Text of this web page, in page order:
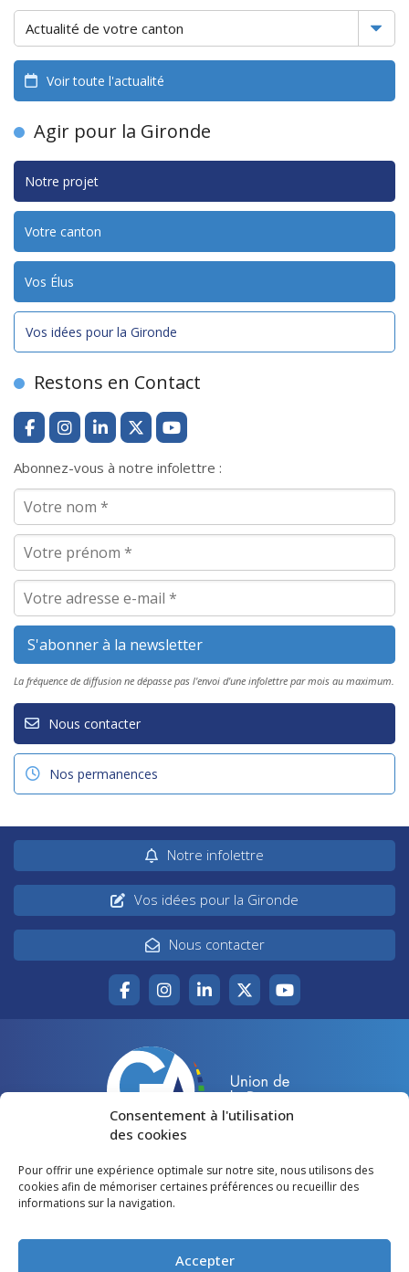
Consentement à l'utilisation
des cookies
Pour offrir une expérience optimale sur notre site, nous utilisons des
cookies afin de mémoriser certaines préférences ou recueillir des
informations sur la navigation.
Accepter
Voir toute l'actualité
Agir pour la Gironde
Notre projet
Votre canton
Vos Élus
Vos idées pour la Gironde
Restons en Contact
Abonnez-vous à notre infolettre :
La fréquence de diffusion ne dépasse pas l'envoi d'une infolettre par mois au maximum.
Nous contacter
Nos permanences
Notre infolettre
Vos idées pour la Gironde
Nous contacter
Accueil
Votre canton
Lire et voir
Agir pour la Gironde
Restons en contact